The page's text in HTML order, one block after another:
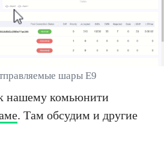
шары E9
нашему комьюнити
. Там обсудим и другие